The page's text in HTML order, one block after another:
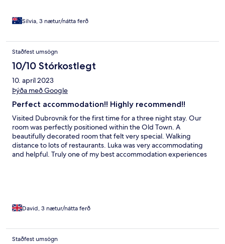
Silvia, 3 nætur/nátta ferð
Staðfest umsögn
10/10 Stórkostlegt
10. apríl 2023
Þýða með Google
Perfect accommodation!! Highly recommend!!
Visited Dubrovnik for the first time for a three night stay. Our
room was perfectly positioned within the Old Town. A
beautifully decorated room that felt very special. Walking
distance to lots of restaurants. Luka was very accommodating
and helpful. Truly one of my best accommodation experiences
David, 3 nætur/nátta ferð
Staðfest umsögn